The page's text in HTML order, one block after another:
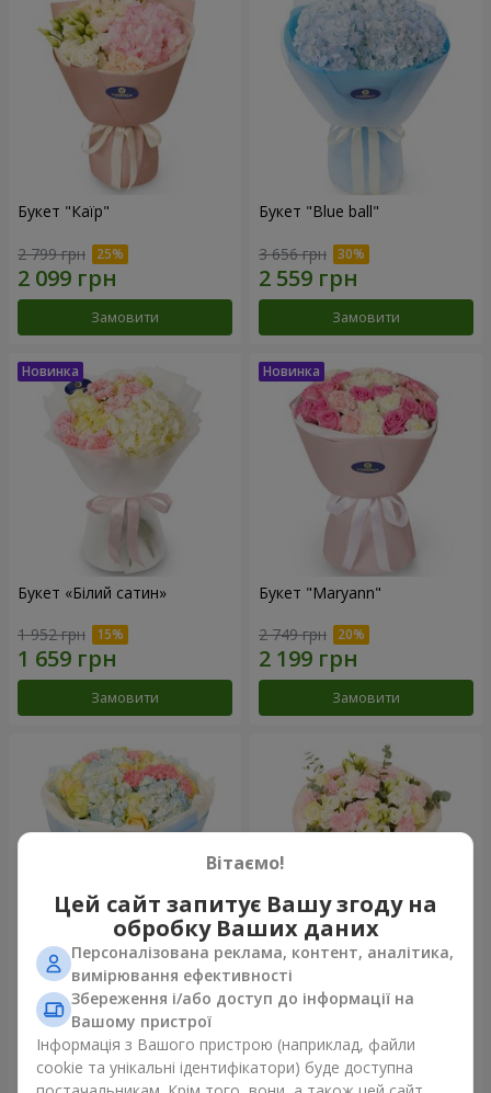
Букет "Каїр"
2 799 грн
Замовити
Букет "Blue ball"
3 656 грн
Замовити
Букет «Білий сатин»
1 952 грн
Замовити
Букет "Maryann"
2 749 грн
Замовити
Букет "Небесна блакить"
5 629 грн
Замовити
Букет "Secret"
Замовити
Вітаємо!
Цей сайт запитує Вашу згоду на
обробку Ваших даних
Персоналізована реклама, контент, аналітика,
вимірювання ефективності
Збереження і/або доступ до інформації на
Вашому пристрої
Інформація з Вашого пристрою (наприклад, файли
cookie та унікальні ідентифікатори) буде доступна